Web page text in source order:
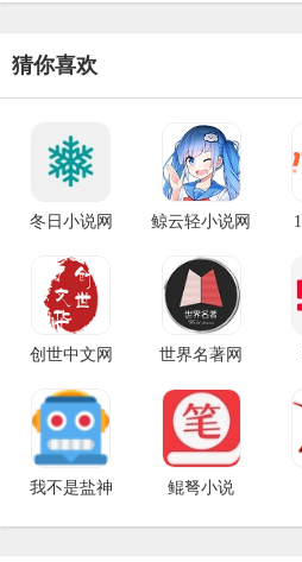
猜你喜欢
冬日小说网 鲸云轻小说网
创世中文网 世界名著网
我不是盐神 鲲弩小说